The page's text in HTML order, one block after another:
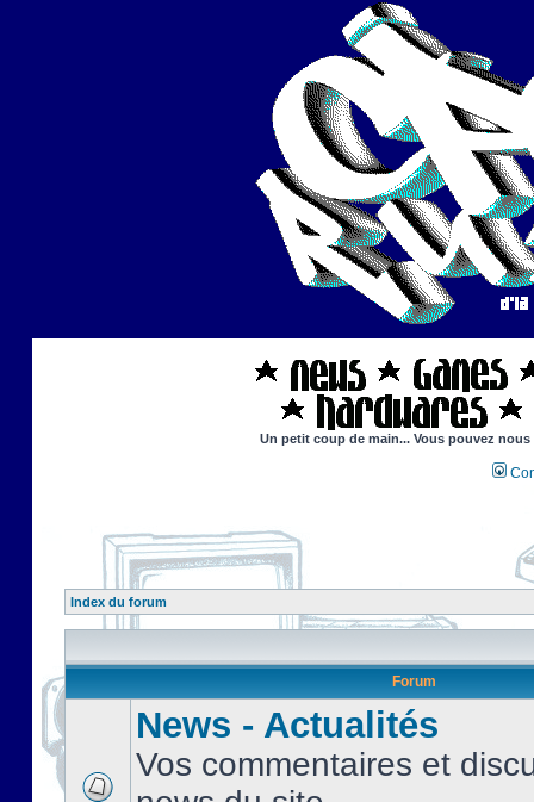
Un petit coup de main... Vous pouvez
Index du forum
Forum
News - Actualités
Vos commentaires et